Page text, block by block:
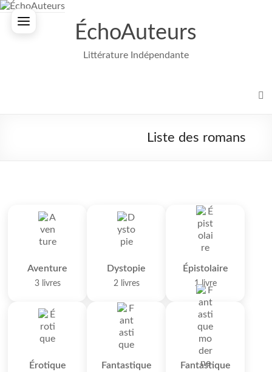
Aller
ÉchoAuteurs
Littérature Indépendante
Liste des romans
Aventure
3 livres
Dystopie
2 livres
Épistolaire
1 livre
Érotique Fantastique
Fantastique